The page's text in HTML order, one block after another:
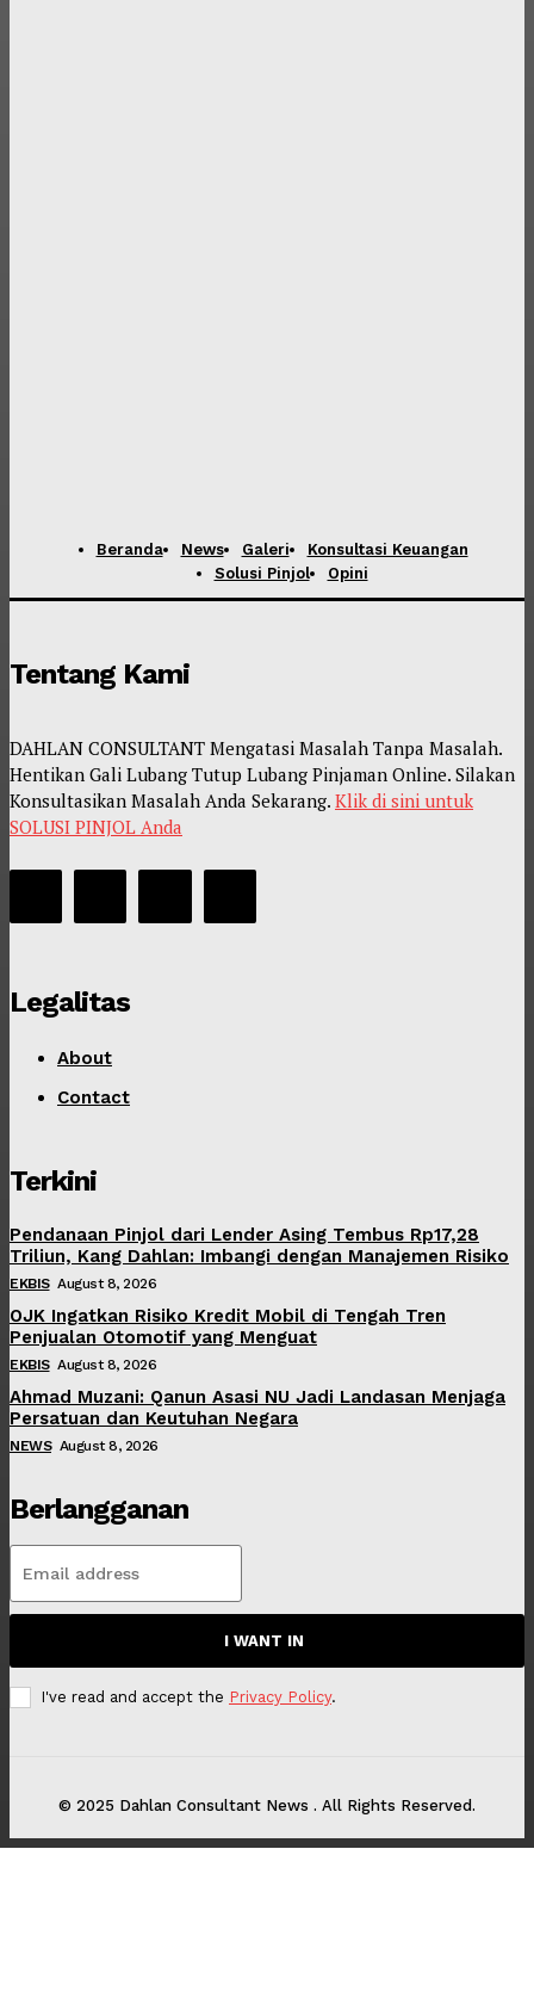
Beranda News Galeri
Konsultasi Keuangan
Solusi Pinjol
Opini
Tentang Kami
DAHLAN CONSULTANT Mengatasi Masalah Tanpa Masalah.
Hentikan Gali Lubang Tutup Lubang Pinjaman Online. Silakan
Konsultasikan Masalah Anda Sekarang. Klik di sini untuk
SOLUSI PINJOL Anda
Legalitas
About
Contact
Terkini
Pendanaan Pinjol dari Lender Asing Tembus Rp17,28
Triliun, Kang Dahlan: Imbangi dengan Manajemen Risiko
EKBIS August 8, 2026
OJK Ingatkan Risiko Kredit Mobil di Tengah Tren
Penjualan Otomotif yang Menguat
EKBIS August 8, 2026
Ahmad Muzani: Qanun Asasi NU Jadi Landasan Menjaga
Persatuan dan Keutuhan Negara
NEWS August 8, 2026
Berlangganan
I WANT IN
I've read and accept the Privacy Policy.
© 2025 Dahlan Consultant News . All Rights Reserved.